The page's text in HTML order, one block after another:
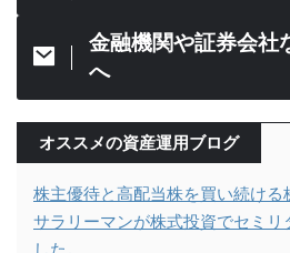
金融機関や証券会社
へ
オススメの資産運用ブログ
株主優待と高配当株を買い続ける
サラリーマンが株式投資でセミリ